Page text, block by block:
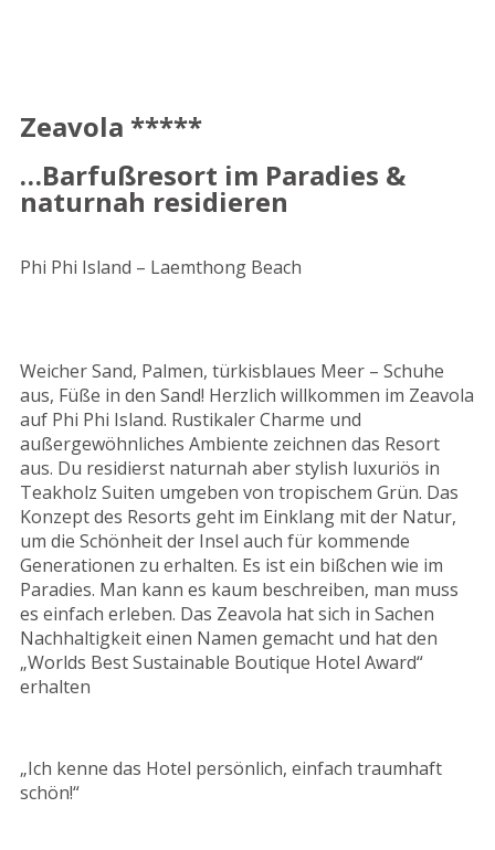
Zeavola *****
…Barfußresort im Paradies &
naturnah residieren
Phi Phi Island – Laemthong Beach
Weicher Sand, Palmen, türkisblaues Meer – Schuhe
aus, Füße in den Sand! Herzlich willkommen im Zeavola
auf Phi Phi Island. Rustikaler Charme und
außergewöhnliches Ambiente zeichnen das Resort
aus. Du residierst naturnah aber stylish luxuriös in
Teakholz Suiten umgeben von tropischem Grün. Das
Konzept des Resorts geht im Einklang mit der Natur,
um die Schönheit der Insel auch für kommende
Generationen zu erhalten. Es ist ein bißchen wie im
Paradies. Man kann es kaum beschreiben, man muss
es einfach erleben. Das Zeavola hat sich in Sachen
Nachhaltigkeit einen Namen gemacht und hat den
„Worlds Best Sustainable Boutique Hotel Award“
erhalten
„Ich kenne das Hotel persönlich, einfach traumhaft
schön!“